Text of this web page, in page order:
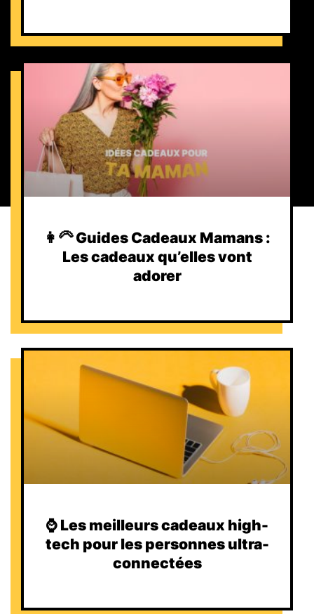
👩‍🦳 Guides Cadeaux Mamans :
Les cadeaux qu’elles vont
adorer
⌚️ Les meilleurs cadeaux high-
tech pour les personnes ultra-
connectées